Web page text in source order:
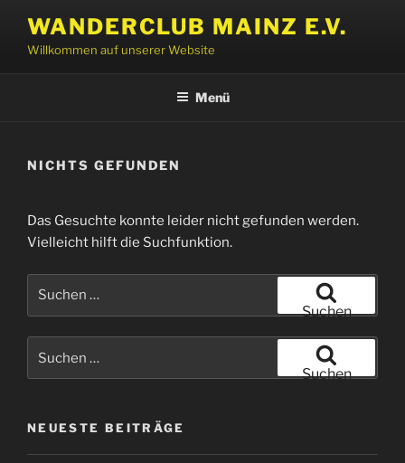
Inhalt
springen
WANDERCLUB MAINZ E.V.
Willkommen auf unserer Website
Menü
NICHTS GEFUNDEN
Das Gesuchte konnte leider nicht gefunden werden.
Vielleicht hilft die Suchfunktion.
Suchen
nach:
Suchen
NEUESTE BEITRÄGE